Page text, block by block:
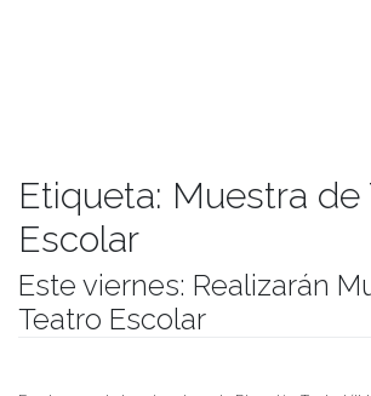
Etiqueta: Muestra de
Escolar
Este viernes: Realizarán
Teatro Escolar